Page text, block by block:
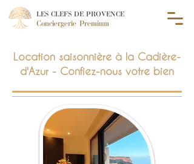
LES CLEFS DE PROVENCE
Conciergerie Premium
Location saisonnière à la Cadière-
d'Azur - Confiez-nous votre bien